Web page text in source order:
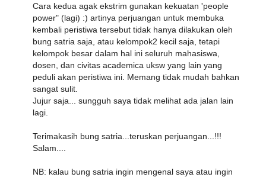
Cara kedua agak ekstrim gunakan kekuatan 'people
power" (lagi) :) artinya perjuangan untuk membuka
kembali peristiwa tersebut tidak hanya dilakukan oleh
bung satria saja, atau kelompok2 kecil saja, tetapi
kelompok besar dalam hal ini seluruh mahasiswa,
dosen, dan civitas academica uksw yang lain yang
peduli akan peristiwa ini. Memang tidak mudah bahkan
sangat sulit.
Jujur saja... sungguh saya tidak melihat ada jalan lain
lagi.
Terimakasih bung satria...teruskan perjuangan...!!!
Salam....
NB: kalau bung satria ingin mengenal saya atau ingin